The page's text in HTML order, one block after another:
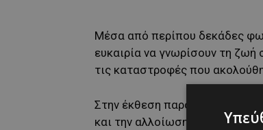
Μέσα από περίπου δεκάδες
ευκαιρία να γνωρίσουν τη
τις καταστροφές που
Στην έκθεση παρουσιάστηκαν
και την αλλοίωση της